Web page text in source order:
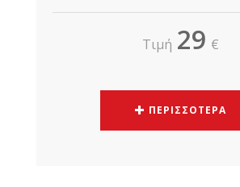
Τιμή 29 €
ΠΕΡΙΣΣΟΤΕΡΑ